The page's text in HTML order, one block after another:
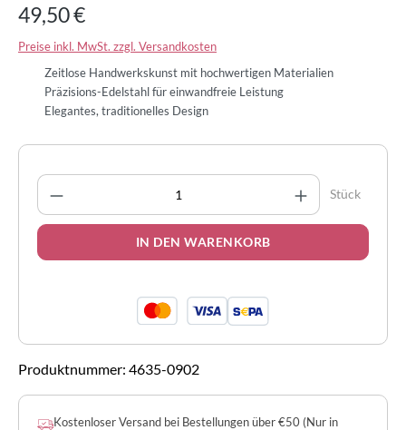
49,50 €
Preise inkl. MwSt. zzgl. Versandkosten
Zeitlose Handwerkskunst mit hochwertigen Materialien
Präzisions-Edelstahl für einwandfreie Leistung
Elegantes, traditionelles Design
Produkt Anzahl: Gib den gewünschten
Stück
IN DEN WARENKORB
Produktnummer: 4635-0902
Kostenloser Versand bei Bestellungen über €50 (Nur in